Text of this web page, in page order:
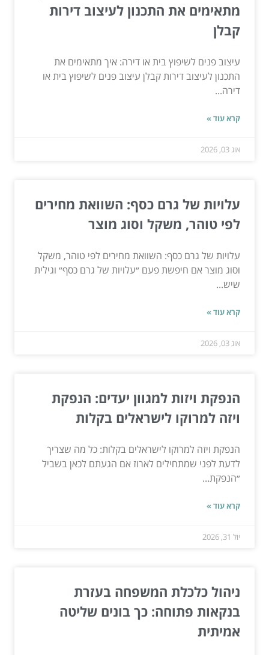
מתאימים את התכנון לעיצוב דירות
קבלן
עיצוב פנים לשיפוץ בית או דירה: איך מתאימים את
התכנון לעיצוב דירות קבלן עיצוב פנים לשיפוץ בית או
דירה...
קרא עוד »
אוג 03, 2026
עלויות של גרם כסף: השוואת מחירים
לפי טוהר, משקל וסוג מוצר
עלויות של גרם כסף: השוואת מחירים לפי טוהר, משקל
וסוג מוצר אם חיפשת פעם ״עלויות של גרם כסף״ וגילית
שיש...
קרא עוד »
אוג 03, 2026
הנפקת ויזות למגוון יעדים: הנפקת
ויזה למרוקו לישראלים בקלות
הנפקת ויזה למרוקו לישראלים בקלות: כל מה שצריך
לדעת לפני שמתחילים לארוז אם הגעתם לכאן בשביל
״הנפקת...
קרא עוד »
יול 31, 2026
ניהול כלכלת המשפחה בעזרת
בנקאות פתוחה: כך בונים שליטה
אמיתית